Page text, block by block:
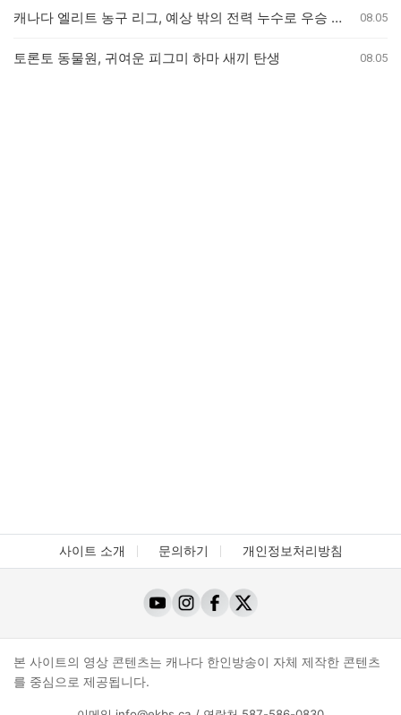
캐나다 엘리트 농구 리그, 예상 밖의 전력 누수로 우승 경쟁 판도 변화 08.05
토론토 동물원, 귀여운 피그미 하마 새끼 탄생 08.05
사이트 소개 문의하기 개인정보처리방침
본 사이트의 영상 콘텐츠는 캐나다 한인방송이 자체 제작한 콘텐츠
를 중심으로 제공됩니다.